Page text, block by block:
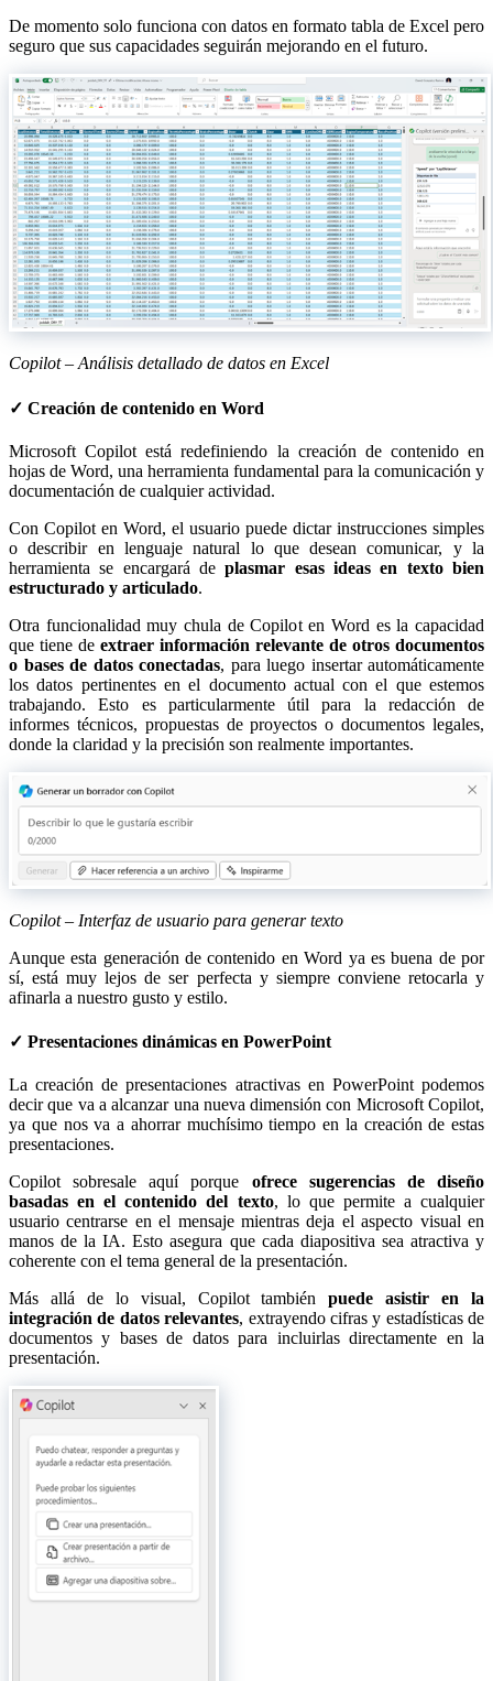
De momento solo funciona con datos en formato tabla de Excel pero
seguro que sus capacidades seguirán mejorando en el futuro.
Copilot – Análisis detallado de datos en Excel
✓ Creación de contenido en Word
Microsoft Copilot está redefiniendo la creación de contenido en
hojas de Word, una herramienta fundamental para la comunicación y
documentación de cualquier actividad.
Con Copilot en Word, el usuario puede dictar instrucciones simples
o describir en lenguaje natural lo que desean comunicar, y la
herramienta se encargará deplasmar esas ideas en texto bien
estructurado y articulado.
Otra funcionalidad muy chula de Copilot en Word es la capacidad
que tiene de extraer información relevante de otros documentos
o bases de datos conectadas, para luego insertar automáticamente
los datos pertinentes en el documento actual con el que estemos
trabajando. Esto es particularmente útil para la redacción de
informes técnicos, propuestas de proyectos o documentos legales,
donde la claridad y la precisión son realmente importantes.
Copilot – Interfaz de usuario para generar texto
Aunque esta generación de contenido en Word ya es buena de por
sí, está muy lejos de ser perfecta y siempre conviene retocarla y
afinarla a nuestro gusto y estilo.
✓ Presentaciones dinámicas en PowerPoint
La creación de presentaciones atractivas en PowerPoint podemos
decir que va a alcanzar una nueva dimensión con Microsoft Copilot,
ya que nos va a ahorrar muchísimo tiempo en la creación de estas
presentaciones.
Copilot sobresale aquí porque ofrece sugerencias de diseño
basadas en el contenido del texto, lo que permite a cualquier
usuario centrarse en el mensaje mientras deja el aspecto visual en
manos de la IA. Esto asegura que cada diapositiva sea atractiva y
coherente con el tema general de la presentación.
Más allá de lo visual, Copilot tambiénpuede asistir en la
integración de datos relevantes, extrayendo cifras y estadísticas de
documentos y bases de datos para incluirlas directamente en la
presentación.